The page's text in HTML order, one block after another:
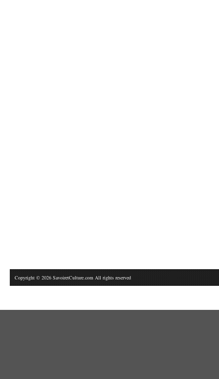
Copyright © 2026 SavoiretCulture.com All rights reserved